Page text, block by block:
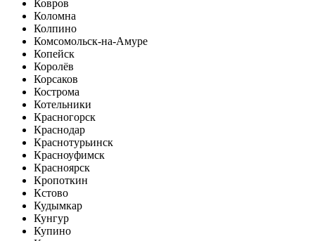
Ковров
Коломна
Колпино
Комсомольск-на-Амуре
Копейск
Королёв
Корсаков
Кострома
Котельники
Красногорск
Краснодар
Краснотурьинск
Красноуфимск
Красноярск
Кропоткин
Кстово
Кудымкар
Кунгур
Купино